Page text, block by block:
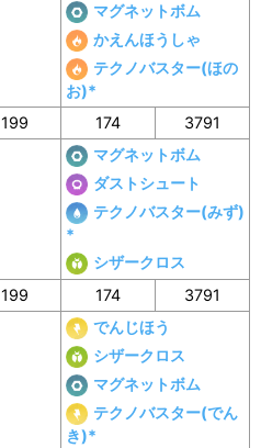
マグネットボム
かえんほうしゃ
テクノバスター(ほの
お)*
199 174 3791
マグネットボム
ダストシュート
テクノバスター(みず)
*
シザークロス
199 174 3791
でんじほう
シザークロス
マグネットボム
テクノバスター(でん
き)*